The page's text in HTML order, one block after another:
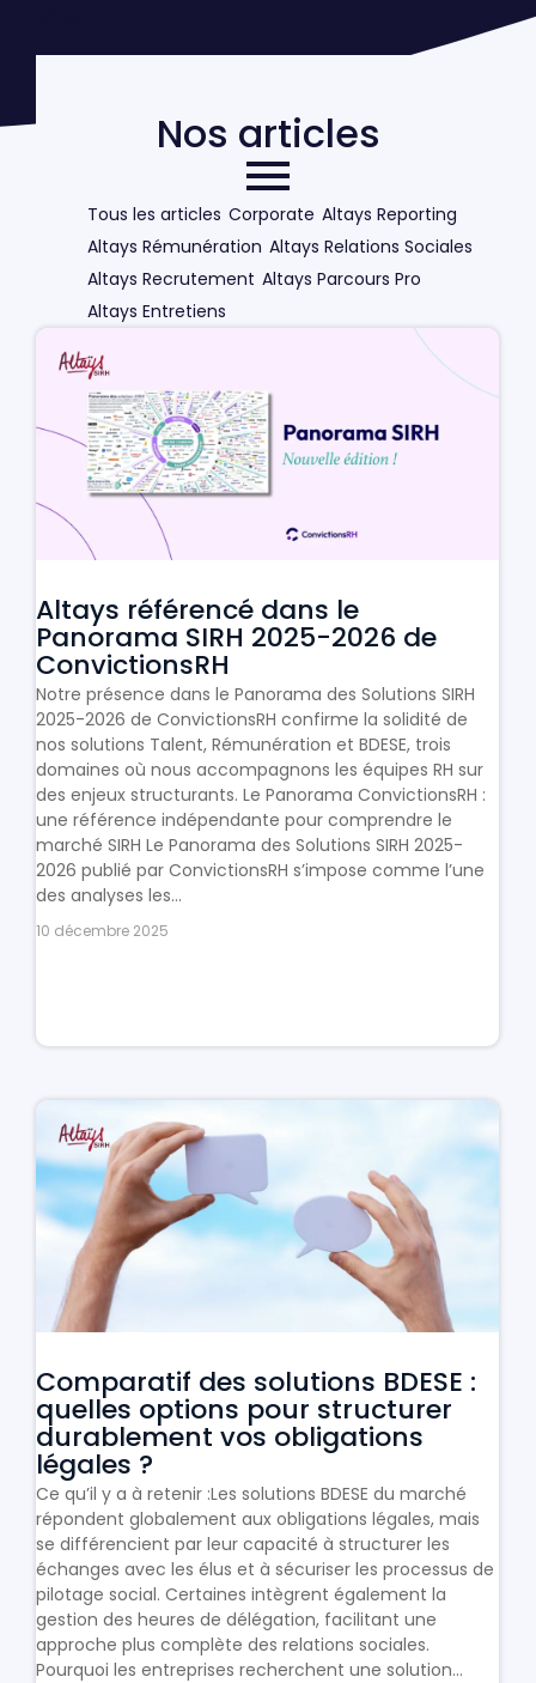
Nos articles
Tous les articles Corporate Altays Reporting
Altays Rémunération Altays Relations Sociales
Altays Recrutement Altays Parcours Pro
Altays Entretiens
Altays référencé dans le
Panorama SIRH 2025-2026 de
ConvictionsRH
Notre présence dans le Panorama des Solutions SIRH
2025-2026 de ConvictionsRH confirme la solidité de
nos solutions Talent, Rémunération et BDESE, trois
domaines où nous accompagnons les équipes RH sur
des enjeux structurants. Le Panorama ConvictionsRH :
une référence indépendante pour comprendre le
marché SIRH Le Panorama des Solutions SIRH 2025-
2026 publié par ConvictionsRH s’impose comme l’une
des analyses les...
10 décembre 2025
Comparatif des solutions BDESE :
quelles options pour structurer
durablement vos obligations
légales ?
Ce qu’il y a à retenir :Les solutions BDESE du marché
répondent globalement aux obligations légales, mais
se différencient par leur capacité à structurer les
échanges avec les élus et à sécuriser les processus de
pilotage social. Certaines intègrent également la
gestion des heures de délégation, facilitant une
approche plus complète des relations sociales.
Pourquoi les entreprises recherchent une solution...